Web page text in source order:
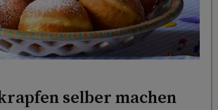
selber machen